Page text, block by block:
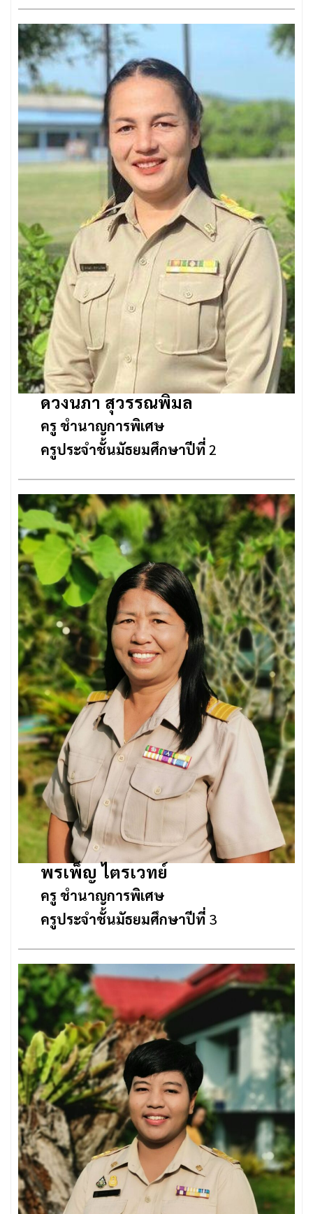
ดวงนภา สุวรรณพิมล
ครู ชำนาญการพิเศษ
ครูประจำชั้นมัธยมศึกษาปีที่ 2
พรเพ็ญ ไตรเวทย์
ครู ชำนาญการพิเศษ
ครูประจำชั้นมัธยมศึกษาปีที่ 3